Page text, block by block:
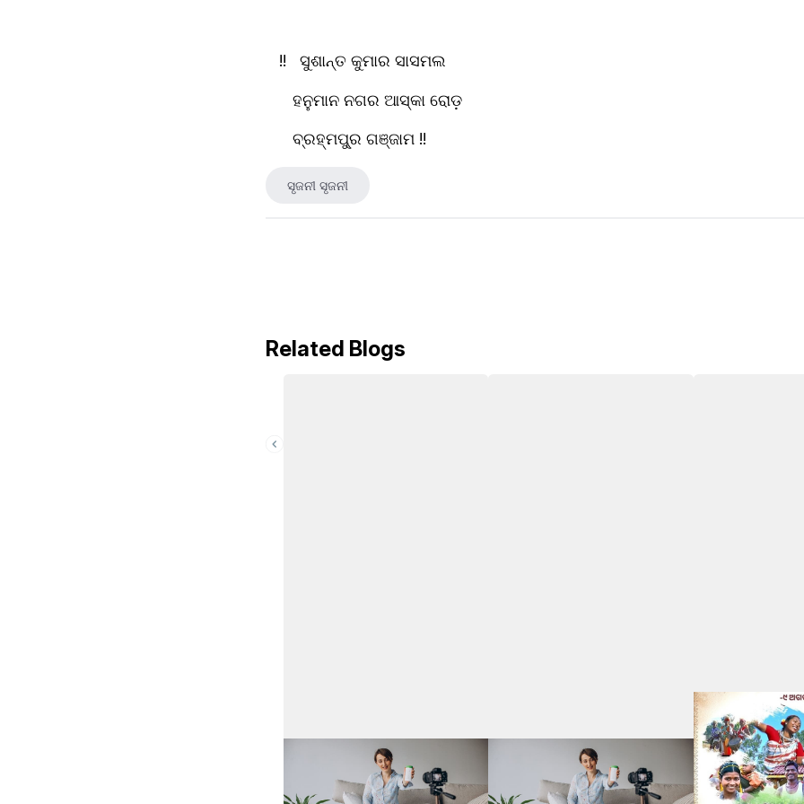
   !!   ସୁଶାନ୍ତ କୁମାର ସାସମଲ
      ହନୁମାନ ନଗର ଆସ୍କା ରୋଡ଼
      ‌ବ୍ରହ୍ମପୁ୍ର ଗଞ୍ଜାମ !!
ସୃଜନୀ ସୃଜନୀ
Related Blogs